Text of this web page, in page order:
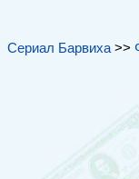
Сериал Барвиха >>